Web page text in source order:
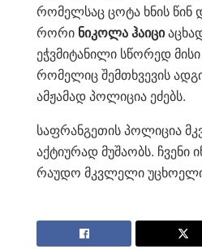
რო­მელ­საც ცოტა ხნის
რო­რი ნი­კო­ლა ჰა­ი­ცი
ეჭ­ვმი­ტა­ნი­ლი სწო­რედ
რო­მე­ლიც შემ­თხვე­ვის
ამ­ჟა­მად პო­ლი­ცია ეძებს.
საფ­რან­გე­თის პო­ლი­ცია
აქ­ტი­უ­რად მუ­შა­ობს. ჩვე­ნი
რა­უ­დო მკვლე­ლი